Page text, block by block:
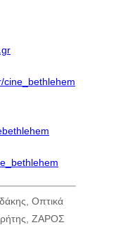
cine_bethlehem
Οπτικά
ΖΑΡΟΣ